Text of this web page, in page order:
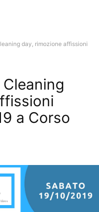
day, rimozione affissioni
a Corso